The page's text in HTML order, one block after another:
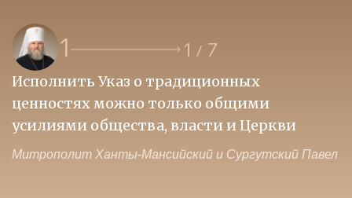
1 1 / 7
Исполнить Указ о традиционных
ценностях можно только общими
усилиями общества, власти и Церкви
Митрополит Ханты-Мансийский и Сургутский Павел